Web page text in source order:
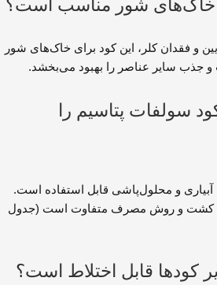
و فقدان کلر، این کود برای خاک‌های شور
جذب سایر عناصر را بهبود می‌بخشد.
سولفات پتاسیم را
و محلول‌پاشی قابل استفاده است.
کشت و روش مصرف متفاوت است (جدول